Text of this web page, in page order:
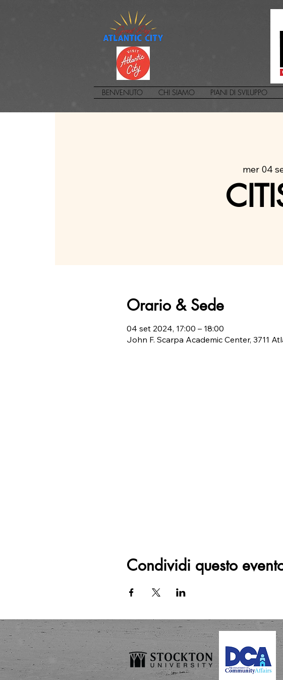
BENVENUTO CHI SIAMO PIANI DI SVILUPPO
mer 04
Orario & Sede
04 set 2024, 17:00 – 18:00
John F. Scarpa Academic Center, 3711
Condividi questo